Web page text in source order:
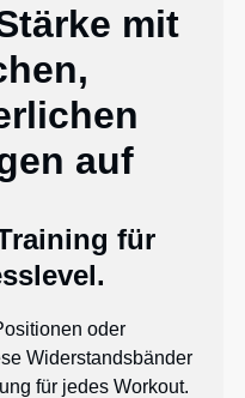
mit
auf
für
oder
Widerstandsbänder
für jedes Workout.